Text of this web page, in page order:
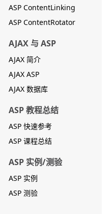
ASP ContentLinking
ASP ContentRotator
AJAX 与 ASP
AJAX 简介
AJAX ASP
AJAX 数据库
ASP 教程总结
ASP 快速参考
ASP 课程总结
ASP 实例/测验
ASP 实例
ASP 测验